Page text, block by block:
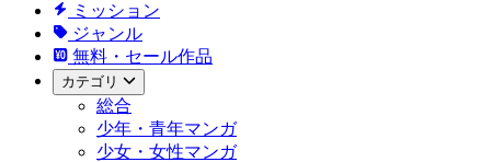
ミッション
ジャンル
無料・セール作品
カテゴリ
総合
少年・青年マンガ
少女・女性マンガ